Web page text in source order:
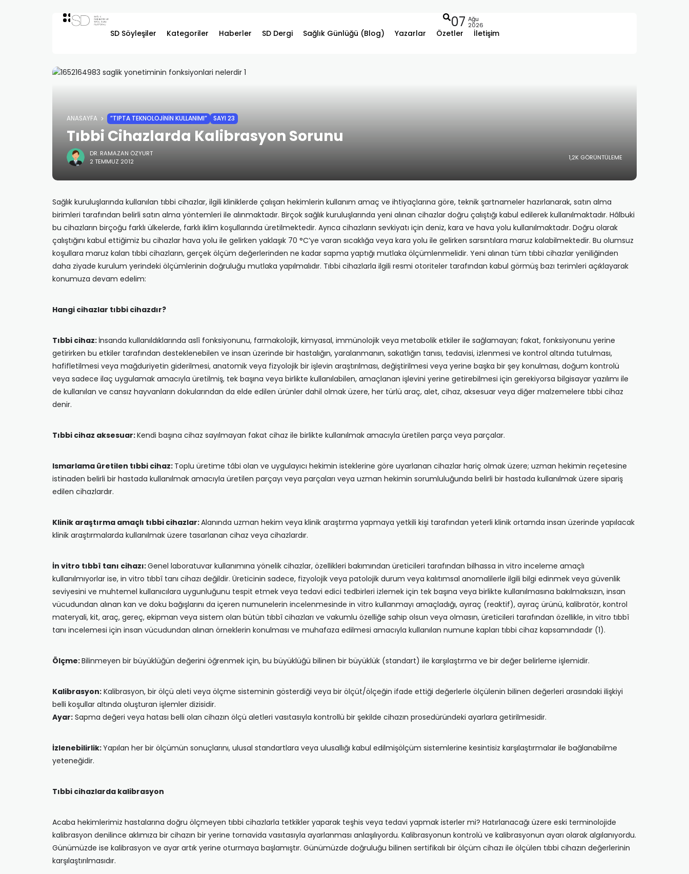
SD Söyleşiler Kategoriler Haberler SD Dergi Sağlık Günlüğü (Blog) Yazarlar Özetler İletişim
07 Ağu
2026
ANASAYFA ”TIPTA TEKNOLOJININ KULLANIMI” SAYI 23
Tıbbi Cihazlarda Kalibrasyon Sorunu
DR. RAMAZAN ÖZYURT
2 TEMMUZ 2012
1,2K GÖRÜNTÜLEME
Sağlık kuruluşlarında kullanılan tıbbi cihazlar, ilgili kliniklerde çalışan hekimlerin kullanım amaç ve ihtiyaçlarına göre, teknik şartnameler hazırlanarak, satın alma
birimleri tarafından belirli satın alma yöntemleri ile alınmaktadır. Birçok sağlık kuruluşlarında yeni alınan cihazlar doğru çalıştığı kabul edilerek kullanılmaktadır. Hâlbuki
bu cihazların birçoğu farklı ülkelerde, farklı iklim koşullarında üretilmektedir. Ayrıca cihazların sevkiyatı için deniz, kara ve hava yolu kullanılmaktadır. Doğru olarak
çalıştığını kabul ettiğimiz bu cihazlar hava yolu ile gelirken yaklaşık 70 °C’ye varan sıcaklığa veya kara yolu ile gelirken sarsıntılara maruz kalabilmektedir. Bu olumsuz
koşullara maruz kalan tıbbi cihazların, gerçek ölçüm değerlerinden ne kadar sapma yaptığı mutlaka ölçümlenmelidir. Yeni alınan tüm tıbbi cihazlar yeniliğinden
daha ziyade kurulum yerindeki ölçümlerinin doğruluğu mutlaka yapılmalıdır. Tıbbi cihazlarla ilgili resmi otoriteler tarafından kabul görmüş bazı terimleri açıklayarak
konumuza devam edelim:
Hangi cihazlar tıbbi cihazdır?
Tıbbi cihaz: İnsanda kullanıldıklarında aslî fonksiyonunu, farmakolojik, kimyasal, immünolojik veya metabolik etkiler ile sağlamayan; fakat, fonksiyonunu yerine
getirirken bu etkiler tarafından desteklenebilen ve insan üzerinde bir hastalığın, yaralanmanın, sakatlığın tanısı, tedavisi, izlenmesi ve kontrol altında tutulması,
hafifletilmesi veya mağduriyetin giderilmesi, anatomik veya fizyolojik bir işlevin araştırılması, değiştirilmesi veya yerine başka bir şey konulması, doğum kontrolü
veya sadece ilaç uygulamak amacıyla üretilmiş, tek başına veya birlikte kullanılabilen, amaçlanan işlevini yerine getirebilmesi için gerekiyorsa bilgisayar yazılımı ile
de kullanılan ve cansız hayvanların dokularından da elde edilen ürünler dahil olmak üzere, her türlü araç, alet, cihaz, aksesuar veya diğer malzemelere tıbbi cihaz
denir.
Tıbbi cihaz aksesuar:Kendi başına cihaz sayılmayan fakat cihaz ile birlikte kullanılmak amacıyla üretilen parça veya parçalar.
Ismarlama üretilen tıbbi cihaz: Toplu üretime tâbi olan ve uygulayıcı hekimin isteklerine göre uyarlanan cihazlar hariç olmak üzere; uzman hekimin reçetesine
istinaden belirli bir hastada kullanılmak amacıyla üretilen parçayı veya parçaları veya uzman hekimin sorumluluğunda belirli bir hastada kullanılmak üzere sipariş
edilen cihazlardır.
Klinik araştırma amaçlı tıbbi cihazlar:Alanında uzman hekim veya klinik araştırma yapmaya yetkili kişi tarafından yeterli klinik ortamda insan üzerinde yapılacak
klinik araştırmalarda kullanılmak üzere tasarlanan cihaz veya cihazlardır.
İn vitro tıbbî tanı cihazı:Genel laboratuvar kullanımına yönelik cihazlar, özellikleri bakımından üreticileri tarafından bilhassa in vitro inceleme amaçlı
kullanılmıyorlar ise, in vitro tıbbî tanı cihazı değildir. Üreticinin sadece, fizyolojik veya patolojik durum veya kalıtımsal anomalilerle ilgili bilgi edinmek veya güvenlik
seviyesini ve muhtemel kullanıcılara uygunluğunu tespit etmek veya tedavi edici tedbirleri izlemek için tek başına veya birlikte kullanılmasına bakılmaksızın, insan
vücudundan alınan kan ve doku bağışlarını da içeren numunelerin incelenmesinde in vitro kullanmayı amaçladığı, ayıraç (reaktif), ayıraç ürünü, kalibratör, kontrol
materyali, kit, araç, gereç, ekipman veya sistem olan bütün tıbbî cihazları ve vakumlu özelliğe sahip olsun veya olmasın, üreticileri tarafından özellikle, in vitro tıbbî
tanı incelemesi için insan vücudundan alınan örneklerin konulması ve muhafaza edilmesi amacıyla kullanılan numune kapları tıbbi cihaz kapsamındadır (1).
Ölçme:Bilinmeyen bir büyüklüğün değerini öğrenmek için, bu büyüklüğü bilinen bir büyüklük (standart) ile karşılaştırma ve bir değer belirleme işlemidir.
Kalibrasyon: Kalibrasyon, bir ölçü aleti veya ölçme sisteminin gösterdiği veya bir ölçüt/ölçeğin ifade ettiği değerlerle ölçülenin bilinen değerleri arasındaki ilişkiyi
belli koşullar altında oluşturan işlemler dizisidir.
Ayar: Sapma değeri veya hatası belli olan cihazın ölçü aletleri vasıtasıyla kontrollü bir şekilde cihazın prosedüründeki ayarlara getirilmesidir.
İzlenebilirlik:Yapılan her bir ölçümün sonuçlarını, ulusal standartlara veya ulusallığı kabul edilmişölçüm sistemlerine kesintisiz karşılaştırmalar ile bağlanabilme
yeteneğidir.
Tıbbi cihazlarda kalibrasyon
Acaba hekimlerimiz hastalarına doğru ölçmeyen tıbbi cihazlarla tetkikler yaparak teşhis veya tedavi yapmak isterler mi? Hatırlanacağı üzere eski terminolojide
kalibrasyon denilince aklımıza bir cihazın bir yerine tornavida vasıtasıyla ayarlanması anlaşılıyordu. Kalibrasyonun kontrolü ve kalibrasyonun ayarı olarak algılanıyordu.
Günümüzde ise kalibrasyon ve ayar artık yerine oturmaya başlamıştır. Günümüzde doğruluğu bilinen sertifikalı bir ölçüm cihazı ile ölçülen tıbbi cihazın değerlerinin
karşılaştırılmasıdır.